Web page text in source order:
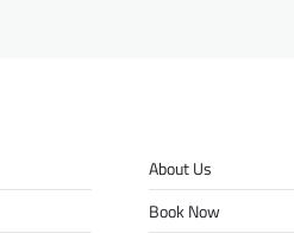
About Us
Book Now